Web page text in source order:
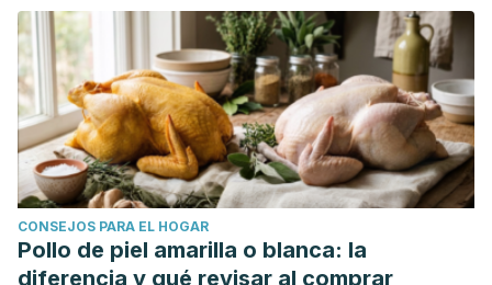
CONSEJOS PARA EL HOGAR
Pollo de piel amarilla o blanca: la
diferencia y qué revisar al comprar